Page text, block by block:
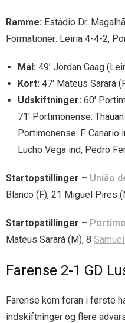
Ramme: Estádio Dr.
Formationer: Leiria 4-4-2,
Mål: 49′ Jordan Gaag
Kort: 47′ Mateus Sarará
Udskiftninger: 60′
71′ Portimonense:
Portimonense: F. Canario
Lucho Vega ind, Pedro
Startopstillinger – União
Blanco (F), 21 Miguel Pires
Startopstillinger –
Mateus Sarará (M), 8
Farense 2-1 GD
Farense kom foran i første
indskiftninger og flere